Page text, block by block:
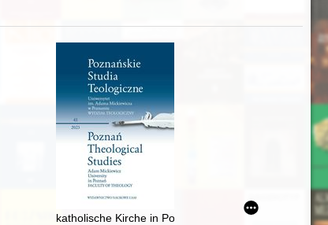
oraz w publikacji "100 tomów Naszej Przeszłości"
wśród mieszkańców Lubrańca w okresie odzyskiwania przez
katholische Kirche in Polen und Erster Weltkrieg =